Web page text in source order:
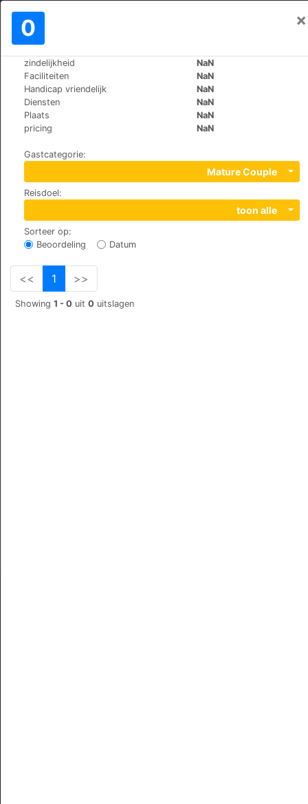
0 ×
zindelijkheid
NaN
Faciliteiten
NaN
Handicap vriendelijk
NaN
Diensten
NaN
Plaats
NaN
pricing
NaN
Gastcategorie:
Mature Couple
Reisdoel:
toon alle
Sorteer op:
Beoordeling
Datum
<< 1 >>
Showing 1 - 0 uit 0 uitslagen
Wereld>Cuba>
Hostal Tito y Vicky
177 Mario Guerra, 62600